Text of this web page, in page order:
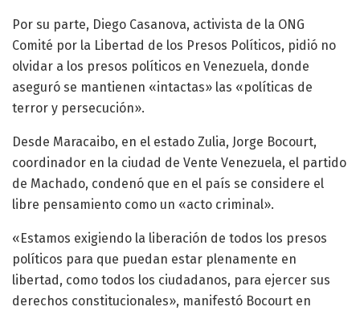
Por su parte, Diego Casanova, activista de la ONG
Comité por la Libertad de los Presos Políticos, pidió no
olvidar a los presos políticos en Venezuela, donde
aseguró se mantienen «intactas» las «políticas de
terror y persecución».
Desde Maracaibo, en el estado Zulia, Jorge Bocourt,
coordinador en la ciudad de Vente Venezuela, el partido
de Machado, condenó que en el país se considere el
libre pensamiento como un «acto criminal».
«Estamos exigiendo la liberación de todos los presos
políticos para que puedan estar plenamente en
libertad, como todos los ciudadanos, para ejercer sus
derechos constitucionales», manifestó Bocourt en